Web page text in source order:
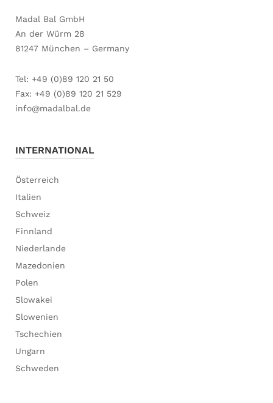
Madal Bal GmbH
An der Würm 28
81247 München – Germany
Tel: +49 (0)89 120 21 50
Fax: +49 (0)89 120 21 529
info@madalbal.de
INTERNATIONAL
Österreich
Italien
Schweiz
Finnland
Niederlande
Mazedonien
Polen
Slowakei
Slowenien
Tschechien
Ungarn
Schweden